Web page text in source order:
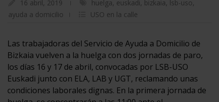
16 abril, 2019 huelga, euskadi, bizkaia, lsb-uso,
ayuda a domicilio
USO en la calle
Las trabajadoras del Servicio de Ayuda a Domicilio de
Bizkaia vuelven a la huelga con dos jornadas de paro,
los días 16 y 17 de abril, convocadas por LSB-USO
Euskadi junto con ELA, LAB y UGT, reclamando unas
condiciones laborales dignas. En la primera jornada de